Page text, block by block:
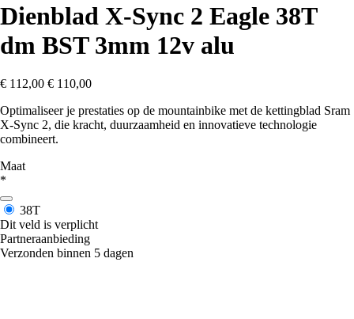
Dienblad X-Sync 2 Eagle 38T
dm BST 3mm 12v alu
€ 112,00 € 110,00
Optimaliseer je prestaties op de mountainbike met de kettingblad Sram
X-Sync 2, die kracht, duurzaamheid en innovatieve technologie
combineert.
Maat
*
38T
Dit veld is verplicht
Partneraanbieding
Verzonden binnen 5 dagen